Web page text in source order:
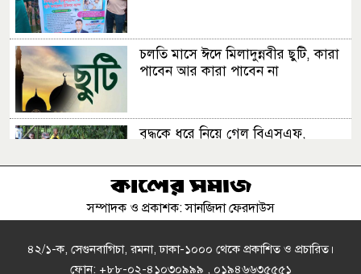
চলতি মাসে ঈদে মিলাদুন্নবীর ছুটি, কারা
পাবেন আর কারা পাবেন না
বৃদ্ধকে ধরে নিয়ে গেল বিএসএফ,
পিএসসিতে নতুন চার সদস্য নিয়োগ
সম্পাদক ও প্রকাশক: সানজিদা ফেরদাউস
৪২/১-ক, সেগুনবাগিচা, রমনা, ঢাকা-১০০০ থেকে প্রকাশিত ও প্রচারিত।
ফোন: +৮৮-০২-৪১০৩০৯৯৯ , ০১৯৪৬৬৩৫৫৫১